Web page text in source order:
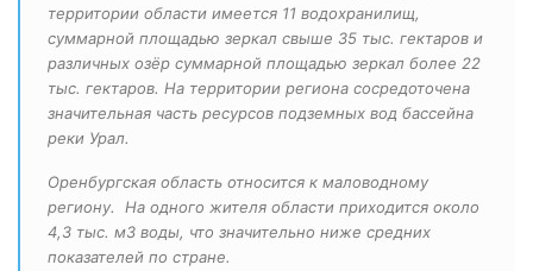
территории области имеется 11 водохранилищ,
суммарной площадью зеркал свыше 35 тыс. гектаров и
различных озёр суммарной площадью зеркал более 22
тыс. гектаров. На территории региона сосредоточена
значительная часть ресурсов подземных вод бассейна
реки Урал.
Оренбургская область относится к маловодному
региону. На одного жителя области приходится около
4,3 тыс. м3 воды, что значительно ниже средних
показателей по стране.